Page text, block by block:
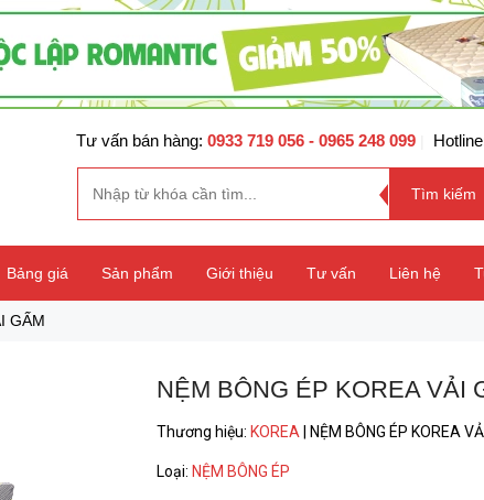
Tư vấn bán hàng: 0933 719 056 - 0965 248 099|
Bảng giá Sản phẩm Giới thiệu Tư vấn Liên hệ
GẤM
NỆM BÔNG ÉP KOREA VẢI
Thương hiệu: KOREA | NỆM BÔNG ÉP KOREA
Loại: NỆM BÔNG ÉP